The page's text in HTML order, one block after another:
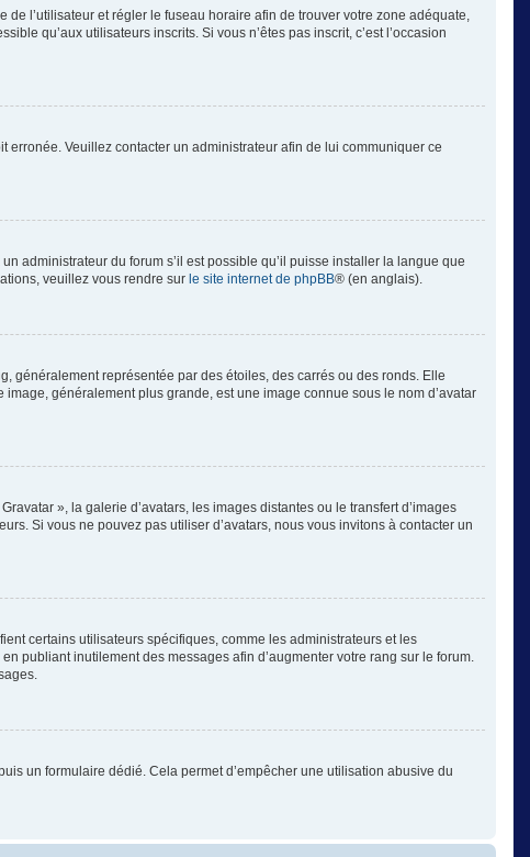
l’utilisateur et régler le fuseau horaire afin de trouver votre zone adéquate,
qu’aux utilisateurs inscrits. Si vous n’êtes pas inscrit, c’est l’occasion
erronée. Veuillez contacter un administrateur afin de lui communiquer ce
administrateur du forum s’il est possible qu’il puisse installer la langue que
veuillez vous rendre sur le site internet de phpBB® (en anglais).
généralement représentée par des étoiles, des carrés ou des ronds. Elle
généralement plus grande, est une image connue sous le nom d’avatar
», la galerie d’avatars, les images distantes ou le transfert d’images
Si vous ne pouvez pas utiliser d’avatars, nous vous invitons à contacter un
certains utilisateurs spécifiques, comme les administrateurs et les
publiant inutilement des messages afin d’augmenter votre rang sur le forum.
un formulaire dédié. Cela permet d’empêcher une utilisation abusive du